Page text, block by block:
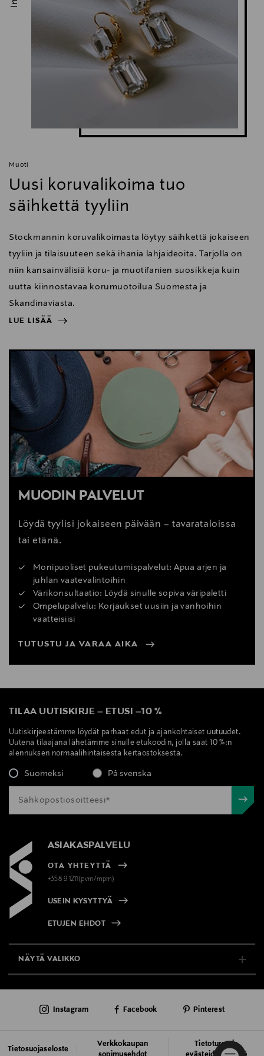
Muoti
Uusi koruvalikoima tuo
säihkettä tyyliin
Stockmannin koruvalikoimasta löytyy säihkettä jokaiseen
tyyliin ja tilaisuuteen sekä ihania lahjaideoita. Tarjolla on
niin kansainvälisiä koru- ja muotifanien suosikkeja kuin
uutta kiinnostavaa korumuotoilua Suomesta ja
Skandinaviasta.
LUE LISÄÄ
LUE LISÄÄ
MUODIN PALVELUT
Löydä tyylisi jokaiseen päivään – tavarataloissa
tai etänä.
Monipuoliset pukeutumispalvelut: Apua arjen ja
juhlan vaatevalintoihin
Värikonsultaatio: Löydä sinulle sopiva väripaletti
Ompelupalvelu: Korjaukset uusiin ja vanhoihin
vaatteisiisi
TUTUSTU JA VARAA AIKA
TILAA UUTISKIRJE – ETUSI –10 %
Uutiskirjeestämme löydät parhaat edut ja ajankohtaiset uutuudet.
Uutena tilaajana lähetämme sinulle etukoodin, jolla saat 10 %:n
alennuksen normaalihintaisesta kertaostoksesta.
Suomeksi På svenska
ASIAKASPALVELU
OTA YHTEYTTÄ
+358 9 1211(pvm/mpm)
USEIN KYSYTTYÄ
ETUJEN EHDOT
NÄYTÄ VALIKKO
AJANKOHTAISTA
Tietosuojaseloste
Verkkokaupan
Tietoturva ja
Instagram Facebook Pinterest